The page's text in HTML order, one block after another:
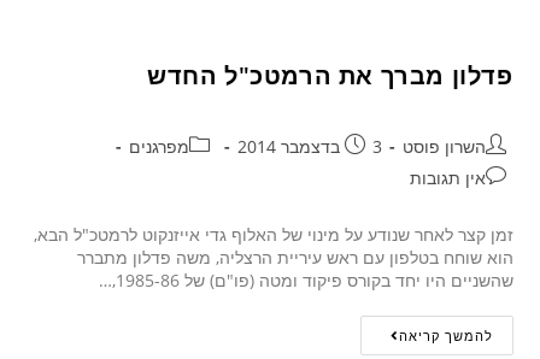
פדלון מברך את הרמטכ"ל החדש
השרון פוסט 3 בדצמבר 2014
מפרגנים
אין תגובות
זמן קצר לאחר שנודע על מינוי של האלוף גדי אייזנקוט לרמטכ"ל הבא,
הוא שוחח בטלפון עם ראש עיריית הרצליה, משה פדלון מתברר
שהשניים היו יחד בקורס פיקוד ומטה (פו"ם) של 1985-86,…
להמשך קריאה